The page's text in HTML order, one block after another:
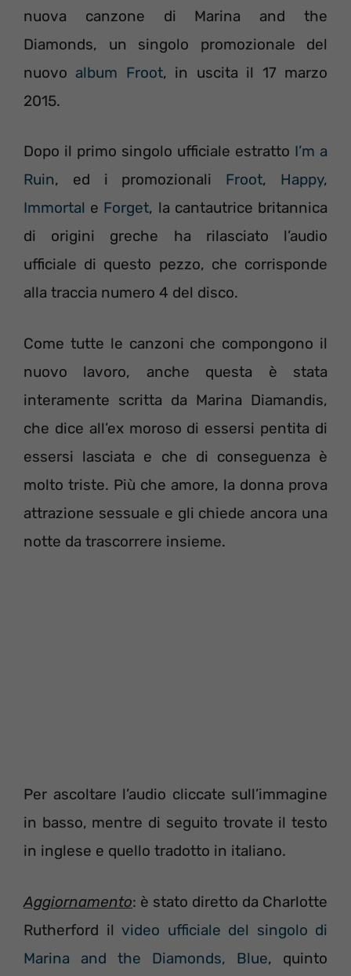
nuova canzone di Marina and the
Diamonds, un singolo promozionale del
nuovoalbum Froot, in uscita il 17 marzo
2015.
Dopo il primo singolo ufficiale estratto I’m a
Ruin, ed i promozionali Froot, Happy,
Immortal e Forget, la cantautrice britannica
di origini greche ha rilasciato l’audio
ufficiale di questo pezzo, che corrisponde
alla traccia numero 4 del disco.
Come tutte le canzoni che compongono il
nuovo lavoro, anche questa è stata
interamente scritta da Marina Diamandis,
che dice all’ex moroso di essersi pentita di
essersi lasciata e che di conseguenza è
molto triste. Più che amore, la donna prova
attrazione sessuale e gli chiede ancora una
notte da trascorrere insieme.
Per ascoltare l’audio cliccate sull’immagine
in basso, mentre di seguito trovate il testo
in inglese e quello tradotto in italiano.
Aggiornamento: è stato diretto da Charlotte
Rutherford il video ufficiale del singolo di
Marina and the Diamonds, Blue, quinto